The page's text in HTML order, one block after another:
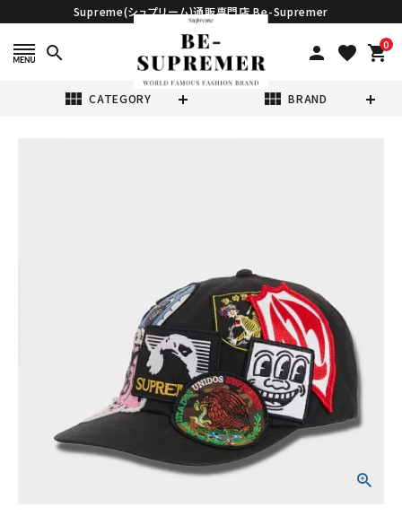
Supreme(シュプリーム)通販専門店 Be-Supremer
search person favorite 0
shopping_cart
view_module CATEGORY view_module BRAND
NEW ITEMS